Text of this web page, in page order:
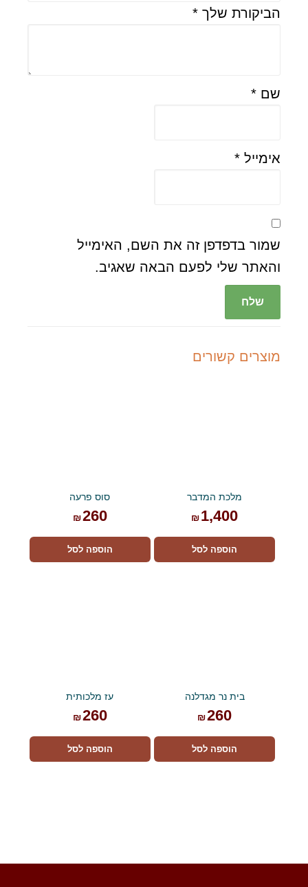
הביקורת שלך*
שם*
אימייל*
שמור בדפדפן זה את השם, האימייל
והאתר שלי לפעם הבאה שאגיב.
מוצרים קשורים
מלכת המדבר
₪1,400
הוספה לסל
סוס פרעה
₪260
הוספה לסל
בית נר מגדלנה
₪260
הוספה לסל
עז מלכותית
₪260
הוספה לסל